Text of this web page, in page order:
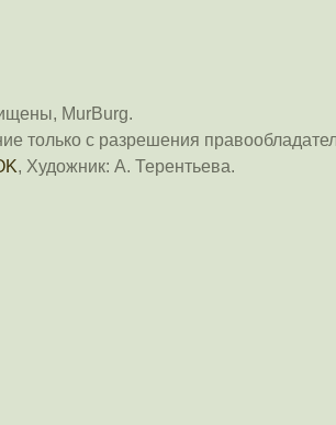
MurBurg.
только с разрешения
, Художник: А. Терентьева.